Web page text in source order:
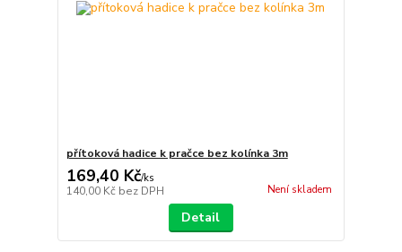
přítoková hadice k pračce bez kolínka 3m
169,40 Kč/ks
140,00 Kč bez DPH Není skladem
Detail